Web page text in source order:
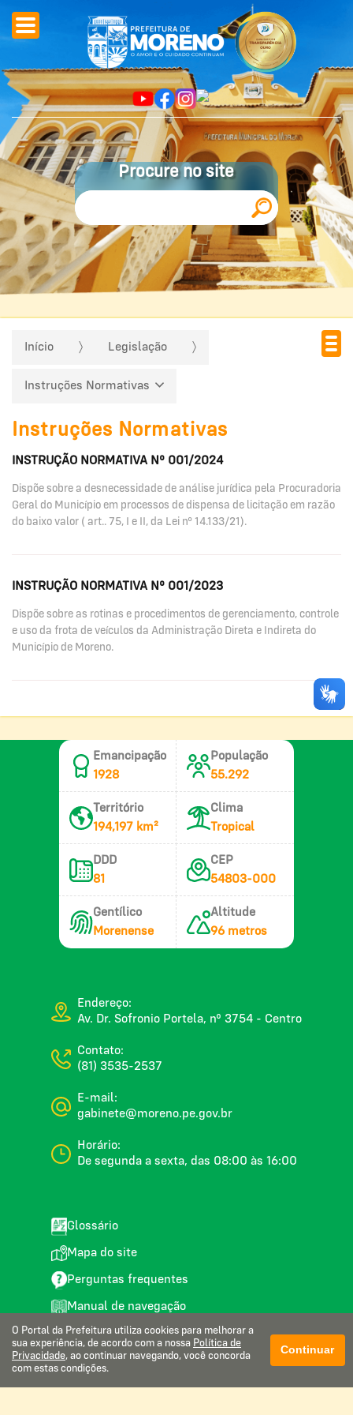
Procure no site
Início Legislação
Instruções Normativas
Instruções Normativas
INSTRUÇÃO NORMATIVA Nº 001/2024
Dispõe sobre a desnecessidade de análise jurídica pela Procuradoria
Geral do Município em processos de dispensa de licitação em razão
do baixo valor ( art.. 75, I e II, da Lei nº 14.133/21).
INSTRUÇÃO NORMATIVA Nº 001/2023
Dispõe sobre as rotinas e procedimentos de gerenciamento, controle
e uso da frota de veículos da Administração Direta e Indireta do
Município de Moreno.
Emancipação
1928
População
55.292
Território
194,197 km²
Clima
Tropical
DDD
81
CEP
54803-000
Gentílico
Morenense
Altitude
96 metros
Endereço:
Av. Dr. Sofronio Portela, nº 3754 - Centro
Contato:
(81) 3535-2537
E-mail:
gabinete@moreno.pe.gov.br
Horário:
De segunda a sexta, das 08:00 às 16:00
Glossário
Mapa do site
Perguntas frequentes
Manual de navegação
Política de privacidade
Webmail institucional
O Portal da Prefeitura utiliza cookies para melhorar a
sua experiência, de acordo com a nossa Política de
Privacidade, ao continuar navegando, você concorda
com estas condições.
Continuar